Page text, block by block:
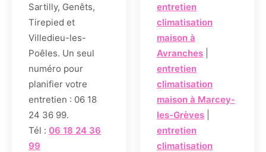
Sartilly, Genêts,
Tirepied et
Villedieu-les-
Poêles. Un seul
numéro pour
planifier votre
entretien : 06 18
24 36 99.
Tél : 06 18 24 36
99
entretien
climatisation
maison à
Avranches
entretien
climatisation
maison à Marcey-
les-Grèves
entretien
climatisation